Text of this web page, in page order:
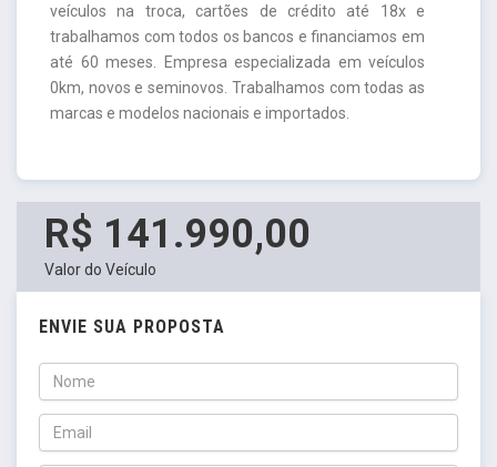
veículos na troca, cartões de crédito até 18x e
trabalhamos com todos os bancos e financiamos em
até 60 meses. Empresa especializada em veículos
0km, novos e seminovos. Trabalhamos com todas as
marcas e modelos nacionais e importados.
R$ 141.990,00
Valor do Veículo
ENVIE SUA PROPOSTA